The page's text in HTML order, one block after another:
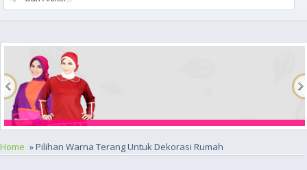
Home » Pilihan Warna Terang Untuk Dekorasi Rumah